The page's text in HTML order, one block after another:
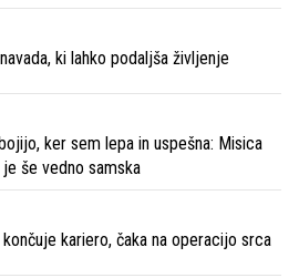
ki lahko podaljša življenje
ker sem lepa in uspešna: Misica
še vedno samska
kariero, čaka na operacijo srca